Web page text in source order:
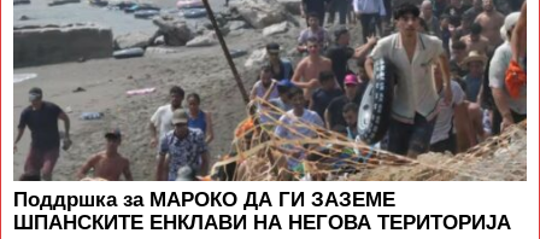
Поддршка за МАРОКО ДА ГИ ЗАЗЕМЕ
ШПАНСКИТЕ ЕНКЛАВИ НА НЕГОВА ТЕРИТОРИЈА